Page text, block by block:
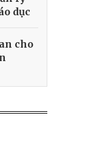
dục
cho